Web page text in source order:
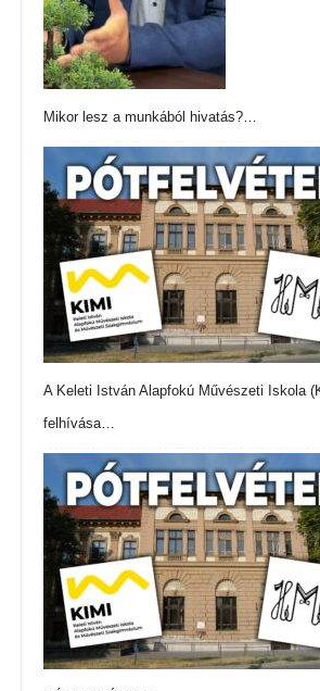
Mikor lesz a munkából hivatás?…
A Keleti István Alapfokú Művészeti Iskola
felhívása…